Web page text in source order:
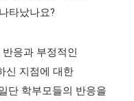
타났나요?
응과 부정적인
신 지점에 대한
단 학부모들의 반응을